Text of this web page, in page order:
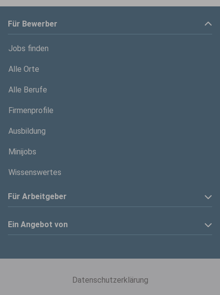
Für Bewerber
Jobs finden
Alle Orte
Alle Berufe
Firmenprofile
Ausbildung
Minijobs
Wissenswertes
Für Arbeitgeber
Anzeige schalten
Ein Angebot von
Datenschutzerklärung